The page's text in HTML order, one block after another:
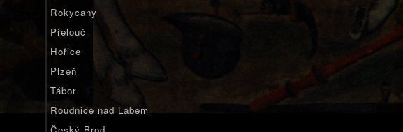
Rokycany
Přelouč
Hořice
Plzeň
Tábor
Roudnice nad Labem